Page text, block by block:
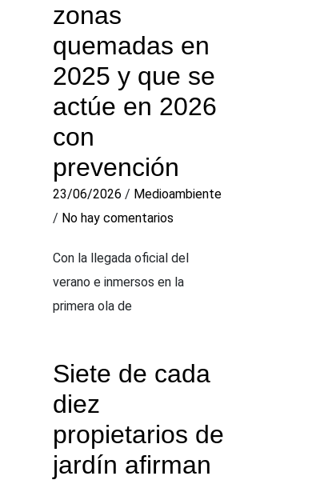
zonas
quemadas en
2025 y que se
actúe en 2026
con
prevención
23/06/2026 / Medioambiente
/ No hay comentarios
Con la llegada oficial del
verano e inmersos en la
primera ola de
Siete de cada
diez
propietarios de
jardín afirman